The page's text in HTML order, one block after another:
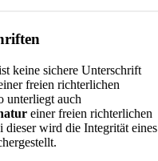
keine sichere Unterschrift
freien richterlichen
unterliegt auch
einer freien richterlichen
wird die Integrität eines